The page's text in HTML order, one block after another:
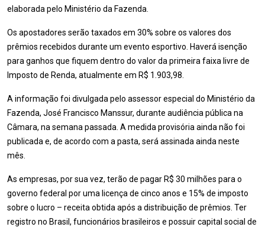
elaborada pelo Ministério da Fazenda.
Os apostadores serão taxados em 30% sobre os valores dos
prêmios recebidos durante um evento esportivo. Haverá isenção
para ganhos que fiquem dentro do valor da primeira faixa livre de
Imposto de Renda, atualmente em R$ 1.903,98.
A informação foi divulgada pelo assessor especial do Ministério da
Fazenda, José Francisco Manssur, durante audiência pública na
Câmara, na semana passada. A medida provisória ainda não foi
publicada e, de acordo com a pasta, será assinada ainda neste
mês.
As empresas, por sua vez, terão de pagar R$ 30 milhões para o
governo federal por uma licença de cinco anos e 15% de imposto
sobre o lucro – receita obtida após a distribuição de prêmios. Ter
registro no Brasil, funcionários brasileiros e possuir capital social de